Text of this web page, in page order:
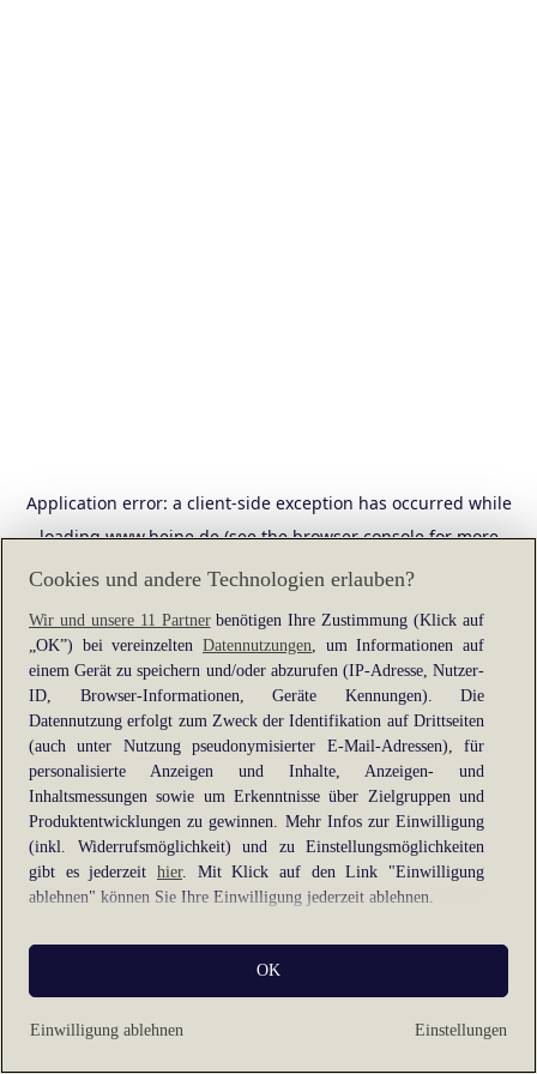
Application error: a client-side exception has occurred while
loadingwww.heine.de(see the browser consolefor more
information).
Cookies und andere Technologien erlauben?
Wir und unsere 11 Partnerbenötigen Ihre Zustimmung (Klick auf
„OK”) bei vereinzelten Datennutzungen, um Informationen auf
einem Gerät zu speichern und/oder abzurufen (IP-Adresse, Nutzer-
ID, Browser-Informationen, Geräte Kennungen). Die
Datennutzung erfolgt zum Zweck der Identifikation auf Drittseiten
(auch unter Nutzung pseudonymisierter E-Mail-Adressen), für
personalisierte Anzeigen und Inhalte, Anzeigen- und
Inhaltsmessungen sowie um Erkenntnisse über Zielgruppen und
Produktentwicklungen zu gewinnen. Mehr Infos zur Einwilligung
(inkl. Widerrufsmöglichkeit) und zu Einstellungsmöglichkeiten
gibt es jederzeit hier. Mit Klick auf den Link "Einwilligung
ablehnen" können Sie Ihre Einwilligung jederzeit ablehnen.
Sie können Ihre Einwilligung auch jederzeit grundlos mit Wirkung
für die Zukunft widerrufen, indem Sie z. B. auf den Button
"Cookie-Einstellungen" im Footer der Website und "Alle
ablehnen" klicken.
Einstellungen
Einwilligung ablehnen
OK